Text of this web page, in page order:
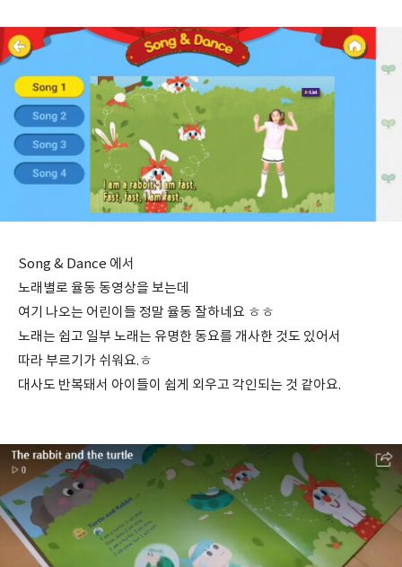
Song & Dance 에서
노래별로 율동 동영상을 보는데
여기 나오는 어린이들 정말 율동 잘하네요 ㅎㅎ
노래는 쉽고 일부 노래는 유명한 동요를 개사한 것도 있어서
따라 부르기가 쉬워요.ㅎ
대사도 반복돼서 아이들이 쉽게 외우고 각인되는 것 같아요.